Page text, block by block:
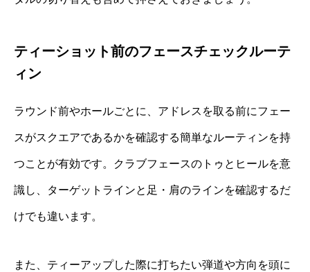
ティーショット前のフェースチェックルーテ
ィン
ラウンド前やホールごとに、アドレスを取る前にフェー
スがスクエアであるかを確認する簡単なルーティンを持
つことが有効です。クラブフェースのトゥとヒールを意
識し、ターゲットラインと足・肩のラインを確認するだ
けでも違います。
また、ティーアップした際に打ちたい弾道や方向を頭に